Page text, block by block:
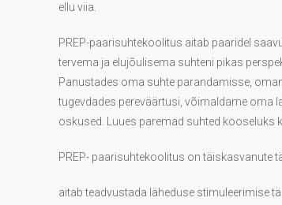
ellu viia.
PREP-paarisuhtekoolitus aitab paaridel
tervema ja elujõulisema suhteni pikas
Panustades oma suhte parandamisse,
tugevdades pereväärtusi, võimaldame oma
oskused. Luues paremad suhted kooseluks
PREP- paarisuhtekoolitus on täiskasvanute
aitab teadvustada läheduse stimuleerimise